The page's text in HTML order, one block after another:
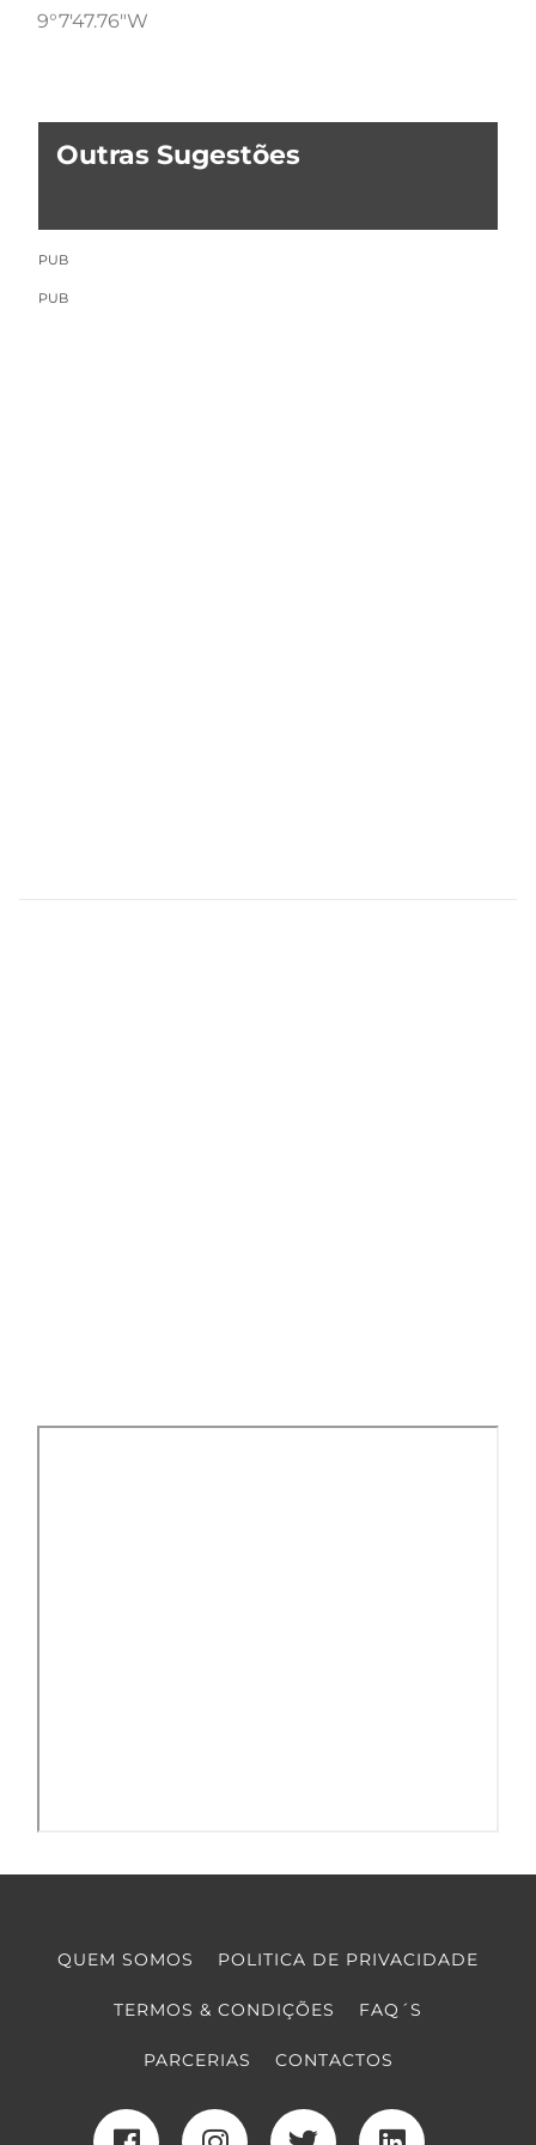
9°7'47.76"W
Outras Sugestões
PUB
PUB
QUEM SOMOS POLITICA DE PRIVACIDADE
TERMOS & CONDIÇÕES FAQ´S
PARCERIAS CONTACTOS